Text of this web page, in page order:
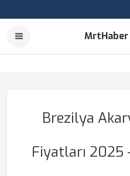
MrtHaber
Brezilya
Fiyatları 2025